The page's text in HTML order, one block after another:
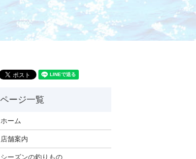
ホーム
店舗案内
シーズンの釣りもの